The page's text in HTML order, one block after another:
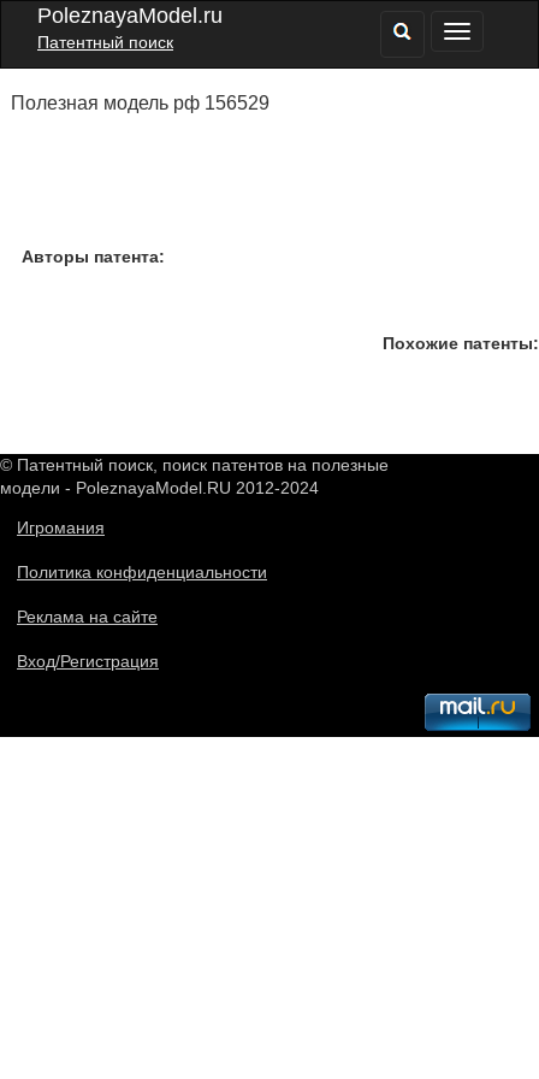
PoleznayaModel.ru
Патентный поиск
Полезная модель рф 156529
Авторы патента:
Похожие патенты:
© Патентный поиск, поиск патентов на полезные
модели - PoleznayaModel.RU 2012-2024
Игромания
Политика конфиденциальности
Реклама на сайте
Вход/Регистрация